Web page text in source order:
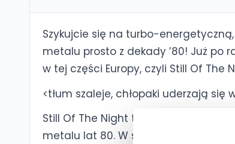
Szykujcie się na turbo-
metalu prosto z dekady ’80! Już po
w tej części Europy, czyli Still Of The
<tłum szaleje, chłopaki uderzają się
Still Of The Night to koncertowy
metalu lat 80. W składzie występują